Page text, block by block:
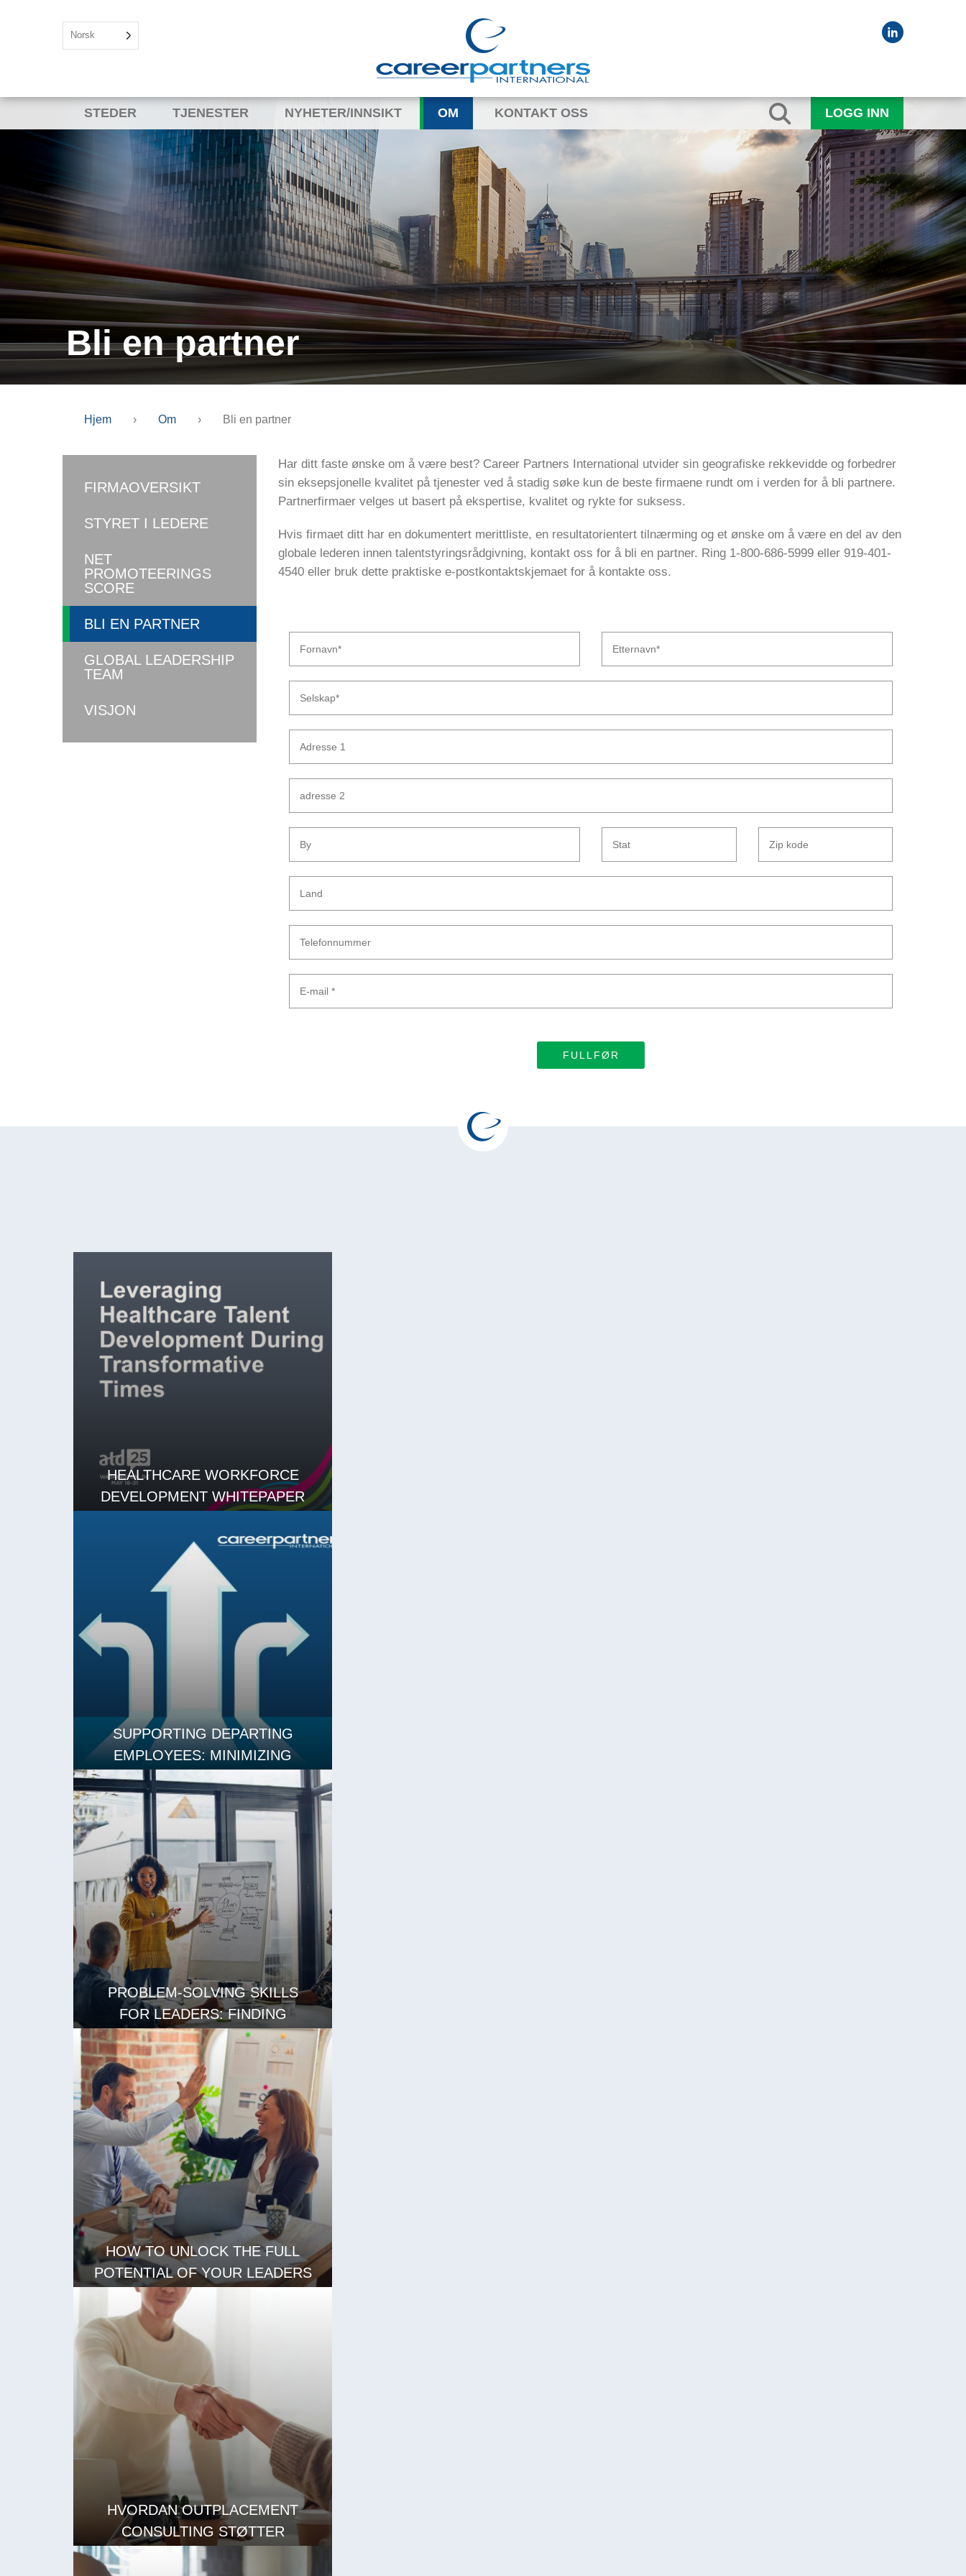
Norsk
STEDER TJENESTER NYHETER/INNSIKT OM KONTAKT OSS LOGG INN
Bli en partner
Hjem › Om › Bli en partner
FIRMAOVERSIKT
STYRET I LEDERE
NET
PROMOTEERINGS
SCORE
BLI EN PARTNER
GLOBAL LEADERSHIP
TEAM
VISJON
Har ditt faste ønske om å være best? Career Partners International utvider sin geografiske rekkevidde og forbedrer
sin eksepsjonelle kvalitet på tjenester ved å stadig søke kun de beste firmaene rundt om i verden for å bli partnere.
Partnerfirmaer velges ut basert på ekspertise, kvalitet og rykte for suksess.
Hvis firmaet ditt har en dokumentert merittliste, en resultatorientert tilnærming og et ønske om å være en del av den
globale lederen innen talentstyringsrådgivning, kontakt oss for å bli en partner. Ring 1-800-686-5999 eller 919-401-
4540 eller bruk dette praktiske e-postkontaktskjemaet for å kontakte oss.
HEALTHCARE WORKFORCE
DEVELOPMENT WHITEPAPER
LES MER
SUPPORTING DEPARTING
EMPLOYEES: MINIMIZING
DISRUPTION AND MAINTAINING
MORALE
PROBLEM-SOLVING SKILLS
FOR LEADERS: FINDING
CREATIVE SOLUTIONS
LES MER
HOW TO UNLOCK THE FULL
POTENTIAL OF YOUR LEADERS
LES MER
HVORDAN OUTPLACEMENT
CONSULTING STØTTER
FORDREVNE ANSATTE